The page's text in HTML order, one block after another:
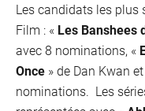
Les candidats les plus
Film : « Les Banshees
avec 8 nominations, «
Once » de Dan Kwan
nominations. Les